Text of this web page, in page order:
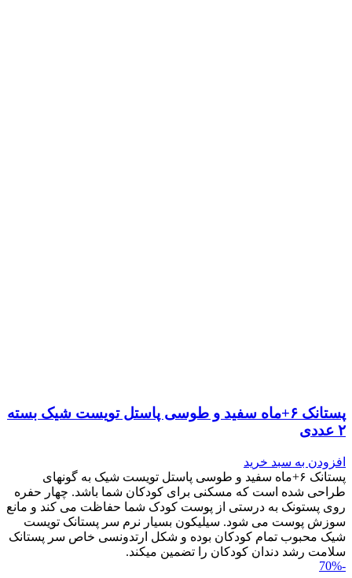
پستانک ۶+ماه سفید و طوسی پاستل تویست شیک بسته
۲ عددی
افزودن به سبد خرید
پستانک ۶+ماه سفید و طوسی پاستل تویست شیک به گونه‎ای
طراحی شده است که مسکنی برای کودکان شما باشد. چهار حفره
روی پستونک به درستی از پوست کودک شما حفاظت می کند و مانع
سوزش پوست می شود. سیلیکون بسیار نرم سر پستانک تویست
شیک محبوب تمام کودکان بوده و شکل ارتدونسی خاص سر پستانک
سلامت رشد دندان کودکان را تضمین می‎کند.
-70%